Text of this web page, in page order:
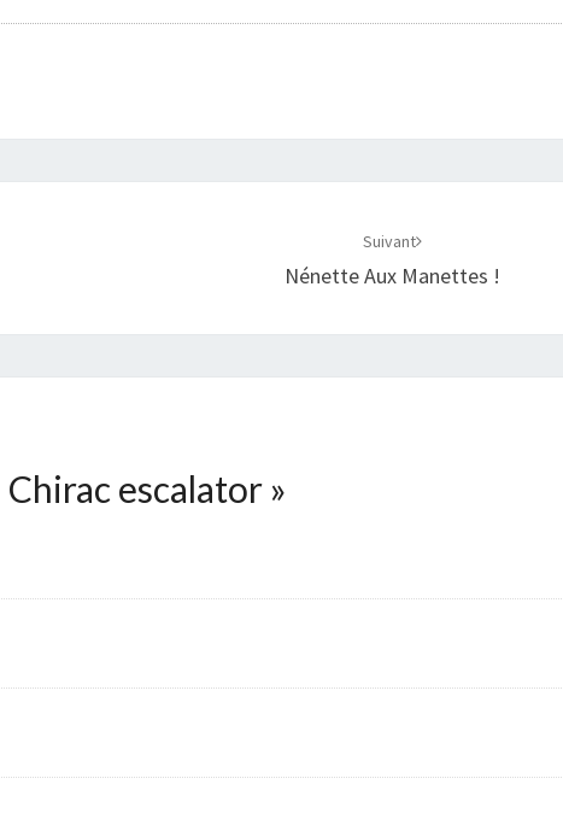
Suivant
Nénette Aux Manettes !
Chirac escalator »